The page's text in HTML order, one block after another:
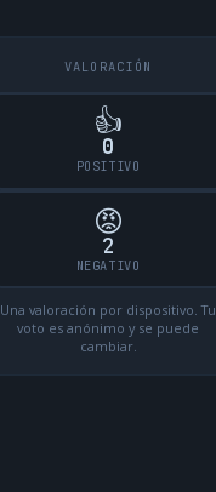
VALORACIÓN
👍
0
POSITIVO
😡
2
NEGATIVO
Una valoración por dispositivo. Tu
voto es anónimo y se puede
cambiar.